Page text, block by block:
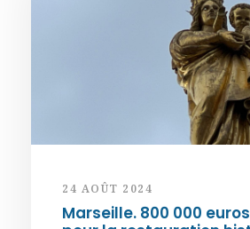
24 AOÛT 2024
Marseille. 800 000